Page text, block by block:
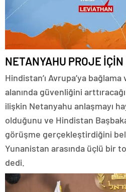
NETANYAHU PROJE İÇİN
Hindistan’ı Avrupa’ya
alanında güvenliğini
ilişkin Netanyahu anlaşmayı
olduğunu ve Hindistan
görüşme gerçekleştirdiğini
Yunanistan arasında üçlü bir
dedi.